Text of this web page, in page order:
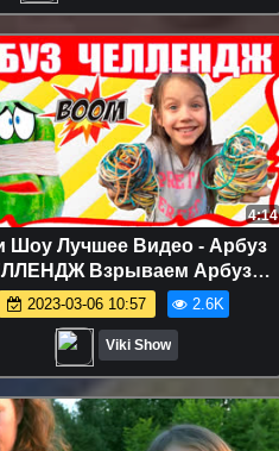
4:14
Шоу Лучшее Видео - Арбуз
Взрываем Арбуз
Веселое видео для
EXPLODING WATERMELON
CHALLENGE
2023-03-06 10:57 2.6K
Viki Show